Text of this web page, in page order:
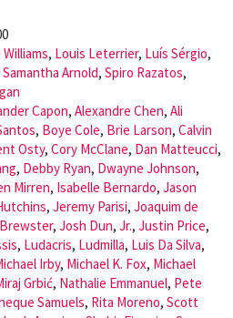
Williams, Louis Leterrier, Luís Sérgio,
Samantha Arnold, Spiro Razatos,
Capon, Alexandre Chen, Ali
, Boye Cole, Brie Larson, Calvin
Osty, Cory McClane, Dan Matteucci,
, Debby Ryan, Dwayne Johnson,
Mirren, Isabelle Bernardo, Jason
, Jeremy Parisi, Joaquim de
, Josh Dun, Jr., Justin Price,
, Ludacris, Ludmilla, Luis Da Silva,
Irby, Michael K. Fox, Michael
Grbić, Nathalie Emmanuel, Pete
Samuels, Rita Moreno, Scott